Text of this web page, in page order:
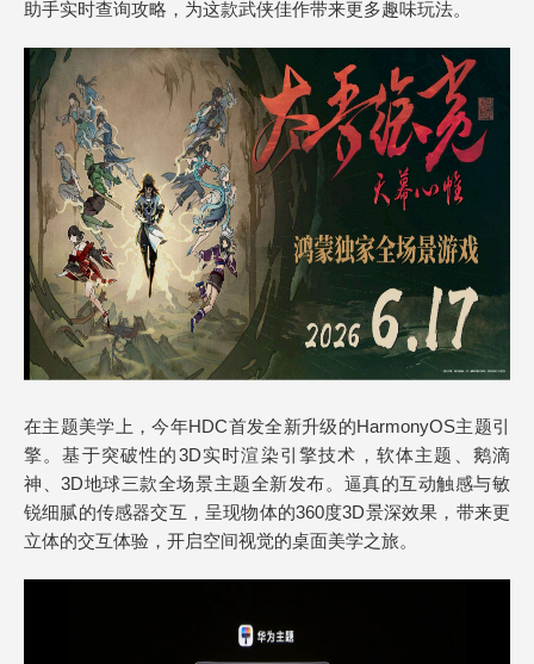
助手实时查询攻略，为这款武侠佳作带来更多趣味玩法。
在主题美学上，今年HDC首发全新升级的HarmonyOS主题引
擎。基于突破性的3D实时渲染引擎技术，软体主题、鹅滴
神、3D地球三款全场景主题全新发布。逼真的互动触感与敏
锐细腻的传感器交互，呈现物体的360度3D景深效果，带来更
立体的交互体验，开启空间视觉的桌面美学之旅。